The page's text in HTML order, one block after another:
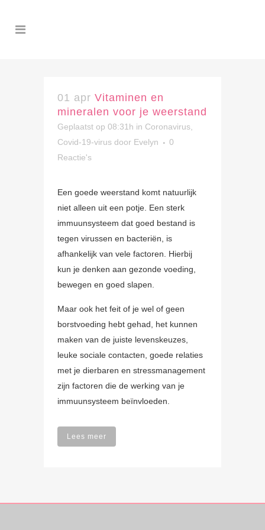
01 apr Vitaminen en
mineralen voor je weerstand
Geplaatst op 08:31h in Coronavirus,
Covid-19-virus door Evelyn
0
Reactie's
Een goede weerstand komt natuurlijk
niet alleen uit een potje. Een sterk
immuunsysteem dat goed bestand is
tegen virussen en bacteriën, is
afhankelijk van vele factoren. Hierbij
kun je denken aan gezonde voeding,
bewegen en goed slapen.
Maar ook het feit of je wel of geen
borstvoeding hebt gehad, het kunnen
maken van de juiste levenskeuzes,
leuke sociale contacten, goede relaties
met je dierbaren en stressmanagement
zijn factoren die de werking van je
immuunsysteem beïnvloeden.
Lees meer